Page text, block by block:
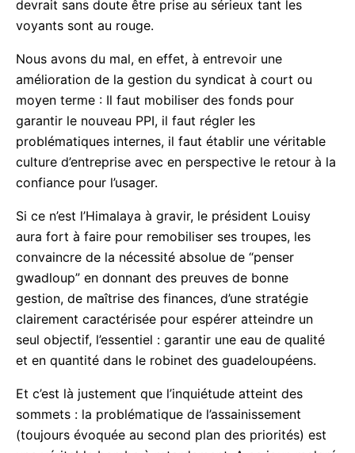
achté chat an sak
La mise en garde énoncée par le président LOUISY
devrait sans doute être prise au sérieux tant les
voyants sont au rouge.
Nous avons du mal, en effet, à entrevoir une
amélioration de la gestion du syndicat à court ou
moyen terme : Il faut mobiliser des fonds pour
garantir le nouveau PPI, il faut régler les
problématiques internes, il faut établir une véritable
culture d’entreprise avec en perspective le retour à
la confiance pour l’usager.
Si ce n’est l’Himalaya à gravir, le président Louisy
aura fort à faire pour remobiliser ses troupes, les
convaincre de la nécessité absolue de “penser
gwadloup” en donnant des preuves de bonne
gestion, de maîtrise des finances, d’une stratégie
clairement caractérisée pour espérer atteindre un
seul objectif, l’essentiel : garantir une eau de qualité
et en quantité dans le robinet des guadeloupéens.